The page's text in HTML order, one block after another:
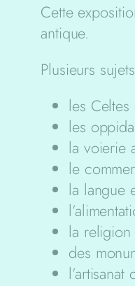
Cette
antique.
Plusieurs
les
les
la voierie
le
la langue
la
des